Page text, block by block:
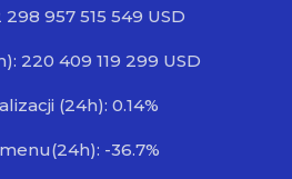
957 515 549 USD
220 409 119 299 USD
(24h): 0.14%
-36.7%